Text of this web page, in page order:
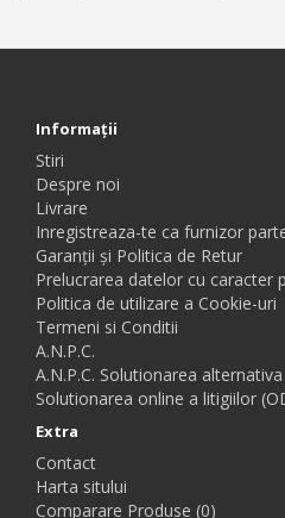
Informaţii
Stiri
Despre noi
Livrare
Inregistreaza-te ca furnizor
Garanții și Politica de Retur
Prelucrarea datelor cu caracter
Politica de utilizare a Cookie-uri
Termeni si Conditii
A.N.P.C.
A.N.P.C. Solutionarea
Solutionarea online a litigiilor
Extra
Contact
Harta sitului
Comparare Produse (0)